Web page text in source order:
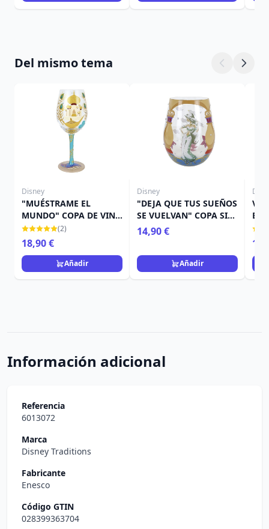
Del mismo tema
Disney
"MUÉSTRAME EL
MUNDO" COPA DE VINO
JASMINE - DISNEY
LOLITA
(2)
18,90 €
Añadir
Disney
"DEJA QUE TUS SUEÑOS
SE VUELVAN" COPA SIN
TALLO JASMIN - DISNEY
LOLITA
14,90 €
Añadir
Información adicional
Referencia
6013072
Marca
Disney Traditions
Fabricante
Enesco
Código GTIN
028399363704